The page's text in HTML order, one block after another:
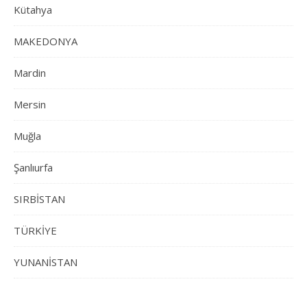
Kütahya
MAKEDONYA
Mardin
Mersin
Muğla
Şanlıurfa
SIRBİSTAN
TÜRKİYE
YUNANİSTAN